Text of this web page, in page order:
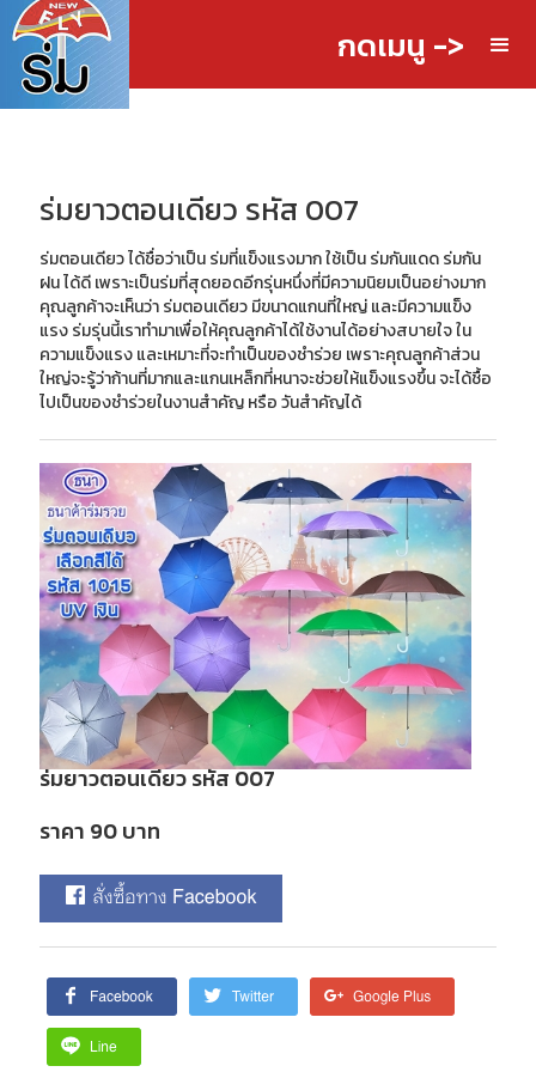
กดเมนู ->
ร่มยาวตอนเดียว รหัส 007
ร่มตอนเดียว ได้ชื่อว่าเป็น ร่มที่แข็งแรงมาก ใช้เป็น ร่มกันแดด ร่มกัน
ฝน ได้ดี เพราะเป็นร่มที่สุดยอดอีกรุ่นหนึ่งที่มีความนิยมเป็นอย่างมาก
คุณลูกค้าจะเห็นว่า ร่มตอนเดียว มีขนาดแกนที่ใหญ่ และมีความแข็ง
แรง ร่มรุ่นนี้เราทำมาเพื่อให้คุณลูกค้าได้ใช้งานได้อย่างสบายใจ ใน
ความแข็งแรง และเหมาะที่จะทำเป็นของชำร่วย เพราะคุณลูกค้าส่วน
ใหญ่จะรู้ว่าก้านที่มากและแกนเหล็กที่หนาจะช่วยให้แข็งแรงขึ้น จะได้ชื้อ
ไปเป็นของชำร่วยในงานสำคัญ หรือ วันสำคัญได้
ร่มยาวตอนเดียว รหัส 007
ราคา 90 บาท